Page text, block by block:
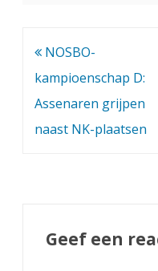
Bericht
navigatie
NOSBO-
kampioenschap D:
Assenaren grijpen
naast NK-plaatsen
Geef een